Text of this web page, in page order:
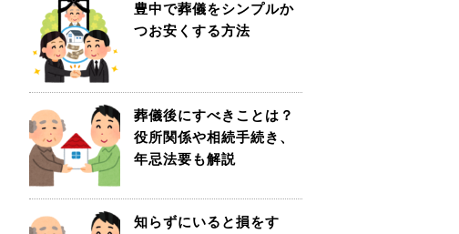
豊中で葬儀をシンプルか
つお安くする方法
葬儀後にすべきことは？
役所関係や相続手続き、
年忌法要も解説
知らずにいると損をす